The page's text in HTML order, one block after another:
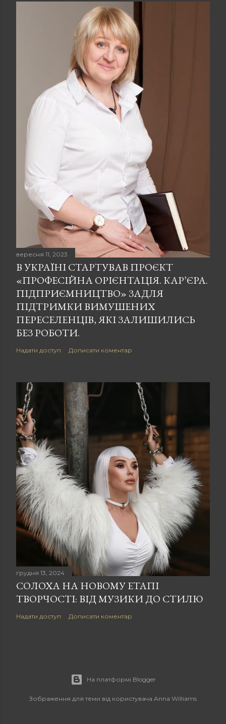
вересня 11, 2023
В УКРАЇНІ СТАРТУВАВ ПРОЄКТ
«ПРОФЕСІЙНА ОРІЄНТАЦІЯ. КАР’ЄРА.
ПІДПРИЄМНИЦТВО» ЗАДЛЯ
ПІДТРИМКИ ВИМУШЕНИХ
ПЕРЕСЕЛЕНЦІВ, ЯКІ ЗАЛИШИЛИСЬ
БЕЗ РОБОТИ.
Надати доступ Дописати коментар
грудня 13, 2024
СОЛОХА НА НОВОМУ ЕТАПІ
ТВОРЧОСТІ: ВІД МУЗИКИ ДО СТИЛЮ
Надати доступ Дописати коментар
На платформі Blogger
Зображення для теми від користувача Anna Williams